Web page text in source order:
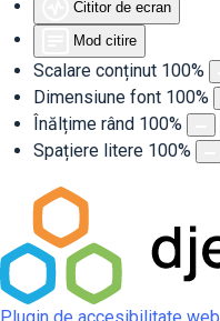
Cititor de ecran
Mod citire
Scalare conținut 100%
Dimensiune font 100%
Înălțime rând 100%
Spațiere litere 100%